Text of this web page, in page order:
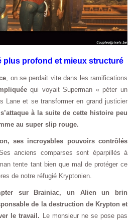
plus profond et mieux structuré
, on se perdait vite dans les ramifications
qui voyait Superman « péter un
Lane et se transformer en grand justicier
à la suite de cette histoire peu
au super slip rouge.
ses incroyables pouvoirs contrôlés
anciens comparses sont éparpillés à
tente tant bien que mal de protéger ce
de notre réfugié Kryptonien.
sur Brainiac, un Alien un brin
de la destruction de Krypton et
le travail. Le monsieur ne se pose pas